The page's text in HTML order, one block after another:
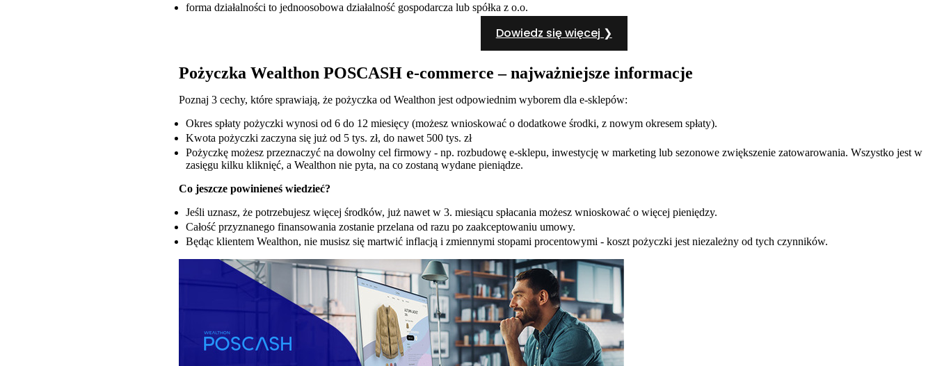
forma działalności to jednoosobowa działalność gospodarcza lub spółka z o.o.
Dowiedz się więcej ❯
Pożyczka Wealthon POSCASH e-commerce – najważniejsze informacje
Poznaj 3 cechy, które sprawiają, że pożyczka od Wealthon jest odpowiednim wyborem dla e-sklepów:
Okres spłaty pożyczki wynosi od 6 do 12 miesięcy (możesz wnioskować o dodatkowe środki, z nowym okresem spłaty).
Kwota pożyczki zaczyna się już od 5 tys. zł, do nawet 500 tys. zł
Pożyczkę możesz przeznaczyć na dowolny cel firmowy - np. rozbudowę e-sklepu, inwestycję w marketing lub sezonowe zwiększenie zatowarowania. Wszystko jest w
zasięgu kilku kliknięć, a Wealthon nie pyta, na co zostaną wydane pieniądze.
Co jeszcze powinieneś wiedzieć?
Jeśli uznasz, że potrzebujesz więcej środków, już nawet w 3. miesiącu spłacania możesz wnioskować o więcej pieniędzy.
Całość przyznanego finansowania zostanie przelana od razu po zaakceptowaniu umowy.
Będąc klientem Wealthon, nie musisz się martwić inflacją i zmiennymi stopami procentowymi - koszt pożyczki jest niezależny od tych czynników.